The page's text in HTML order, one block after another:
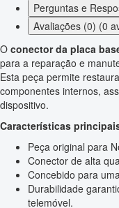
Perguntas e
Avaliações (0) (0
O conector da placa
para a reparação e
Esta peça permite
componentes internos,
dispositivo.
Características
Peça original para
Conector de alta
Concebido para
Durabilidade
telemóvel.